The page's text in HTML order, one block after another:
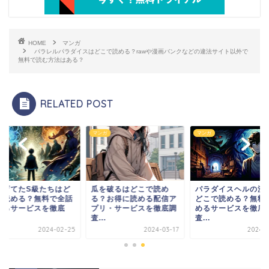
HOME
マンガ
パラレルパラダイスはどこで読める？rawや漫画バンクなどの違法サイト以外で
無料で読む方法はある？
RELATED POST
てたS級たちはど
める？無料で全話
サービスを徹底
2024-02-25
マンガ
瓜を破るはどこで読め
る？お得に読める配信ア
プリ・サービスを徹底調
査...
2024-03-17
マンガ
パラダイスヘルの漫
どこで読める？無料
めるサービスを徹底調
査...
2024-